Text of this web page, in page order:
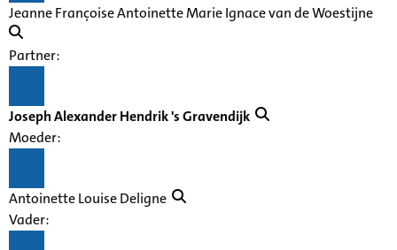
Jeanne Françoise Antoinette Marie Ignace van de Woestijne
Partner:
Joseph Alexander Hendrik 's Gravendijk
Moeder:
Antoinette Louise Deligne
Vader: